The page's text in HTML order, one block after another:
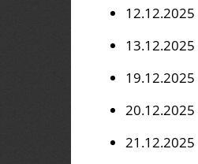
20.12.2025
21.12.2025